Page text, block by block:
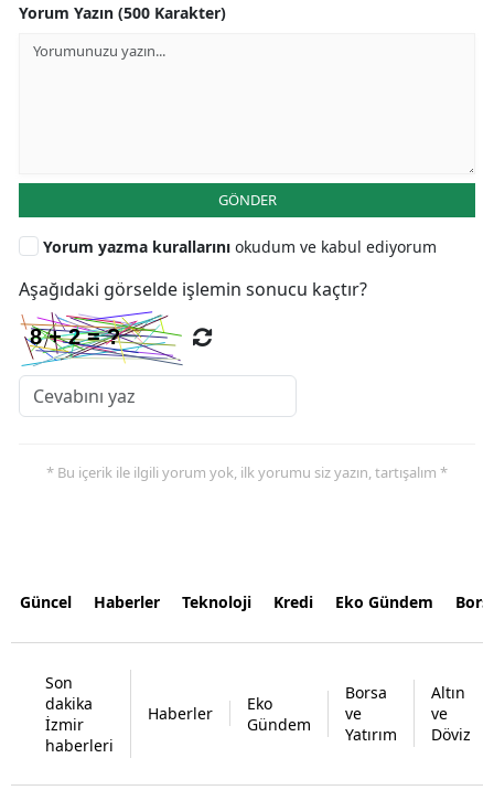
Yorum Yazın (500 Karakter)
GÖNDER
Yorum yazma kurallarını okudum ve kabul ediyorum
Aşağıdaki görselde işlemin sonucu kaçtır?
* Bu içerik ile ilgili yorum yok, ilk yorumu siz yazın, tartışalım *
Güncel Haberler Teknoloji Kredi Eko Gündem
Son
dakika
İzmir
haberleri
Haberler
Eko
Gündem
Borsa
ve
Yatırım
Altın
ve
Döviz